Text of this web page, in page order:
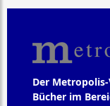
Der
Bücher im